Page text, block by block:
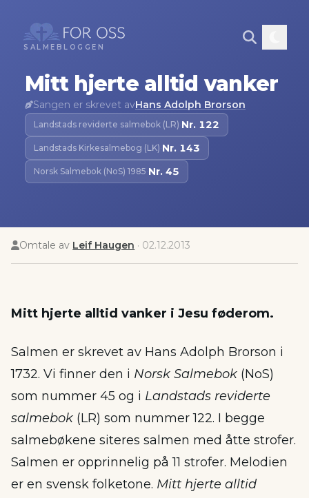
SALMEBLOGGEN
Mitt hjerte alltid vanker
Sangen er skrevet avHans Adolph Brorson
Landstads reviderte salmebok (LR)·Nr. 122
Landstads Kirkesalmebog (LK)·Nr. 143
Norsk Salmebok (NoS) 1985·Nr. 45
Omtale av Leif Haugen · 02.12.2013
Mitt hjerte alltid vanker i Jesu føderom.
Salmen er skrevet av Hans Adolph Brorson i
1732. Vi finner den i Norsk Salmebok (NoS)
som nummer 45 og i Landstads reviderte
salmebok (LR) som nummer 122. I begge
salmebøkene siteres salmen med åtte strofer.
Salmen er opprinnelig på 11 strofer. Melodien
er en svensk folketone. Mitt hjerte alltid